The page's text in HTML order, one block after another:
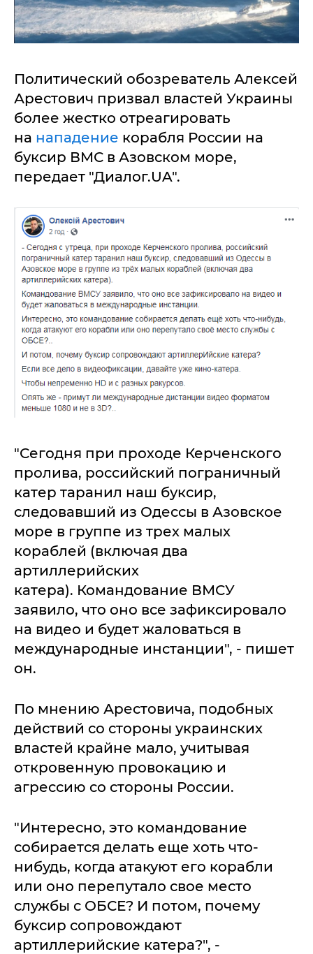
Политический обозреватель Алексей
Арестович призвал властей Украины
более жестко отреагировать
на нападение корабля России на
буксир ВМС в Азовском море,
передает "Диалог.UA".
"Сегодня при проходе Керченского
пролива, российский пограничный
катер таранил наш буксир,
следовавший из Одессы в Азовское
море в группе из трех малых
кораблей (включая два
артиллерийских
катера). Командование ВМСУ
заявило, что оно все зафиксировало
на видео и будет жаловаться в
международные инстанции", - пишет
он.
По мнению Арестовича, подобных
действий со стороны украинских
властей крайне мало, учитывая
откровенную провокацию и
агрессию со стороны России.
"Интересно, это командование
собирается делать еще хоть что-
нибудь, когда атакуют его корабли
или оно перепутало свое место
службы с ОБСЕ? И потом, почему
буксир сопровождают
артиллерийские катера?", -